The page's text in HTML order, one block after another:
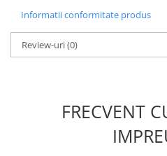
Informatii conformitate produs
Review-uri(0)
FRECVENT